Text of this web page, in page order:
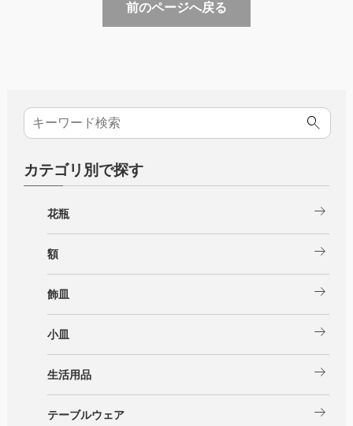
前のページへ戻る
カテゴリ別で探す
花瓶 arrow_right_alt
額 arrow_right_alt
飾皿 arrow_right_alt
小皿 arrow_right_alt
生活用品 arrow_right_alt
テーブルウェア arrow_right_alt